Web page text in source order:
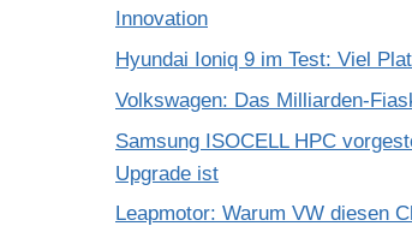
Innovation
Hyundai Ioniq 9 im Test: Viel
Volkswagen: Das Milliarden-
Samsung ISOCELL HPC
Upgrade ist
Leapmotor: Warum VW diesen